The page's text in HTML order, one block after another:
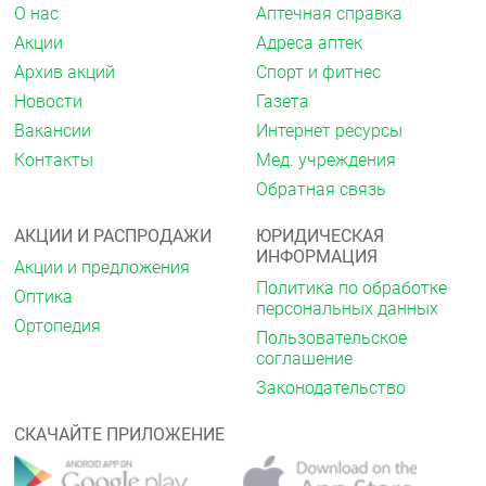
О нас
Акции
Архив акций
Новости
Вакансии
Контакты
Аптечная справка
Адреса аптек
Спорт и фитнес
Газета
Интернет ресурсы
Мед. учреждения
Обратная связь
АКЦИИ И РАСПРОДАЖИ
Акции и предложения
Оптика
Ортопедия
ЮРИДИЧЕСКАЯ
ИНФОРМАЦИЯ
Политика по обработке
персональных данных
Пользовательское
соглашение
Законодательство
СКАЧАЙТЕ ПРИЛОЖЕНИЕ